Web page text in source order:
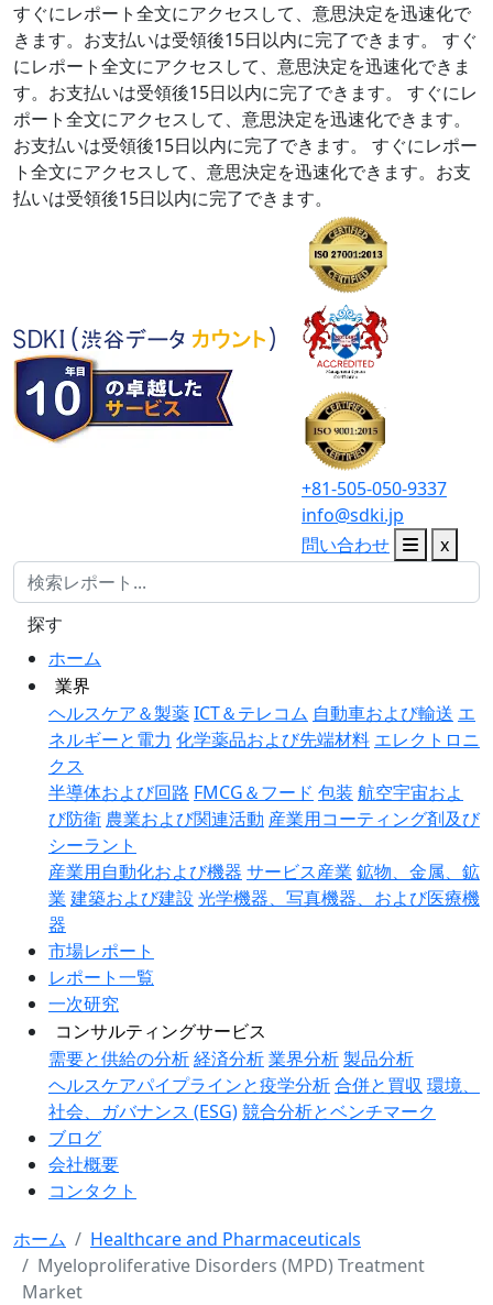
すぐにレポート全文にアクセスして、意思決定を迅速化で
きます。お支払いは受領後15日以内に完了できます。
すぐ
にレポート全文にアクセスして、意思決定を迅速化できま
す。お支払いは受領後15日以内に完了できます。
すぐにレ
ポート全文にアクセスして、意思決定を迅速化できます。
お支払いは受領後15日以内に完了できます。
すぐにレポー
ト全文にアクセスして、意思決定を迅速化できます。お支
払いは受領後15日以内に完了できます。
+81-505-050-9337
info@sdki.jp
問い合わせ
x
ホーム
業界
ヘルスケア＆製薬ICT＆テレコム 自動車および輸送 エ
ネルギーと電力 化学薬品および先端材料 エレクトロニ
クス
半導体および回路 FMCG＆フード 包装 航空宇宙およ
び防衛 農業および関連活動 産業用コーティング剤及び
シーラント
産業用自動化および機器 サービス産業 鉱物、金属、鉱
業 建築および建設 光学機器、写真機器、および医療機
器
市場レポート
レポート一覧
一次研究
コンサルティングサービス
需要と供給の分析経済分析業界分析製品分析
ヘルスケアパイプラインと疫学分析合併と買収 環境、
社会、ガバナンス (ESG)競合分析とベンチマーク
ブログ
会社概要
コンタクト
探す
ホーム
Healthcare and Pharmaceuticals
Myeloproliferative Disorders (MPD) Treatment
Market